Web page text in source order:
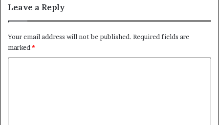
Leave a Reply
Your email address will not be published. Required fields are
marked *